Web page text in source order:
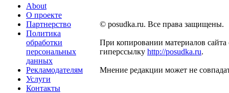
About
О проекте
Партнерство
Политика
обработки
персональных
данных
Рекламодателям
Услуги
Контакты
© posudka.ru. Все права защищены.
При копировании материалов сайта
гиперссылку http://posudka.ru.
Мнение редакции может не